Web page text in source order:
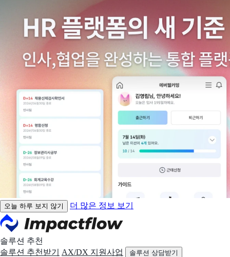
오늘 하루 보지 않기 더 많은 정보 보기
솔루션 추천
솔루션 추천받기
AX/DX 지원사업 솔루션 상담받기